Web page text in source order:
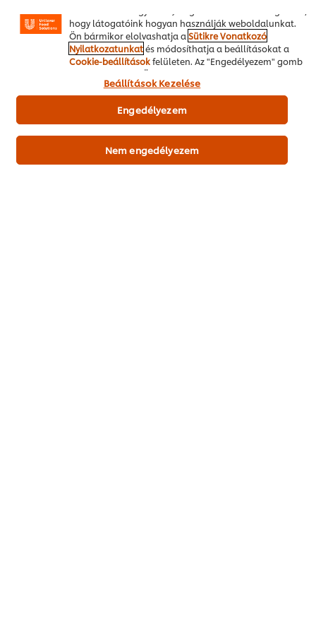
Email
hogy látogatóink hogyan használják weboldalunkat.
Ön bármikor elolvashatja aSütikre Vonatkozó
Nyilatkozatunkatés módosíthatja a beállításokat a
Cookie-beállításokfelületen. Az "Engedélyezem" gomb
megnyomásával Ön hozzájárul a sütik használatához.
Beállítások Kezelése
Nem engedélyezem
Engedélyezem